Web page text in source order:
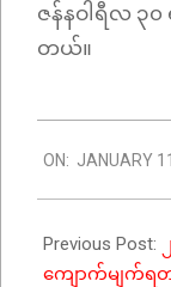
ဇန်နဝါရီလ ၃
တယ်။
01-
11
ON: JANUARY
Previous Post:
ကျောက်မျက်ရ